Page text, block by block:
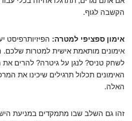
הקשבה לגוף.
אימון ספציפי למטרה: הפיזיותרפיסט
אימונים מותאמת אישית למטרות שלכם.
לשחק טניס? לנגן על גיטרה? להרים את
האימונים תכלול תרגילים שיכינו את
האלה.
זהו גם השלב שבו מתמקדים במניעת